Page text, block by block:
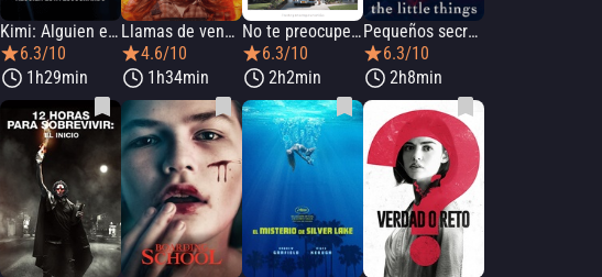
Kimi: Alguien está escuchando
6.3/10
1h29min
Llamas de venganza
4.6/10
1h34min
No te preocupes cariño
6.3/10
2h2min
Pequeños secretos
6.3/10
2h8min